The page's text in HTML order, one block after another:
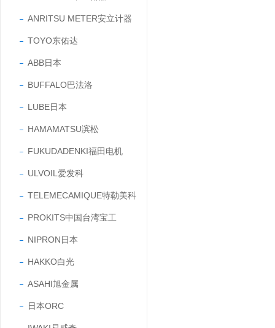
ANRITSU METER安立计器
TOYO东佑达
ABB日本
BUFFALO巴法洛
LUBE日本
HAMAMATSU滨松
FUKUDADENKI福田电机
ULVOIL爱发科
TELEMECAMIQUE特勒美科
PROKITS中国台湾宝工
NIPRON日本
HAKKO白光
ASAHI旭金属
日本ORC